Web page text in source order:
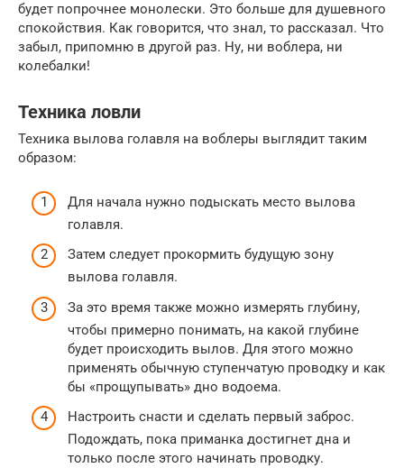
будет попрочнее монолески. Это больше для душевного
спокойствия. Как говорится, что знал, то рассказал. Что
забыл, припомню в другой раз. Ну, ни воблера, ни
колебалки!
Техника ловли
Техника вылова голавля на воблеры выглядит таким
образом:
Для начала нужно подыскать место вылова
голавля.
Затем следует прокормить будущую зону
вылова голавля.
За это время также можно измерять глубину,
чтобы примерно понимать, на какой глубине
будет происходить вылов. Для этого можно
применять обычную ступенчатую проводку и как
бы «прощупывать» дно водоема.
Настроить снасти и сделать первый заброс.
Подождать, пока приманка достигнет дна и
только после этого начинать проводку.